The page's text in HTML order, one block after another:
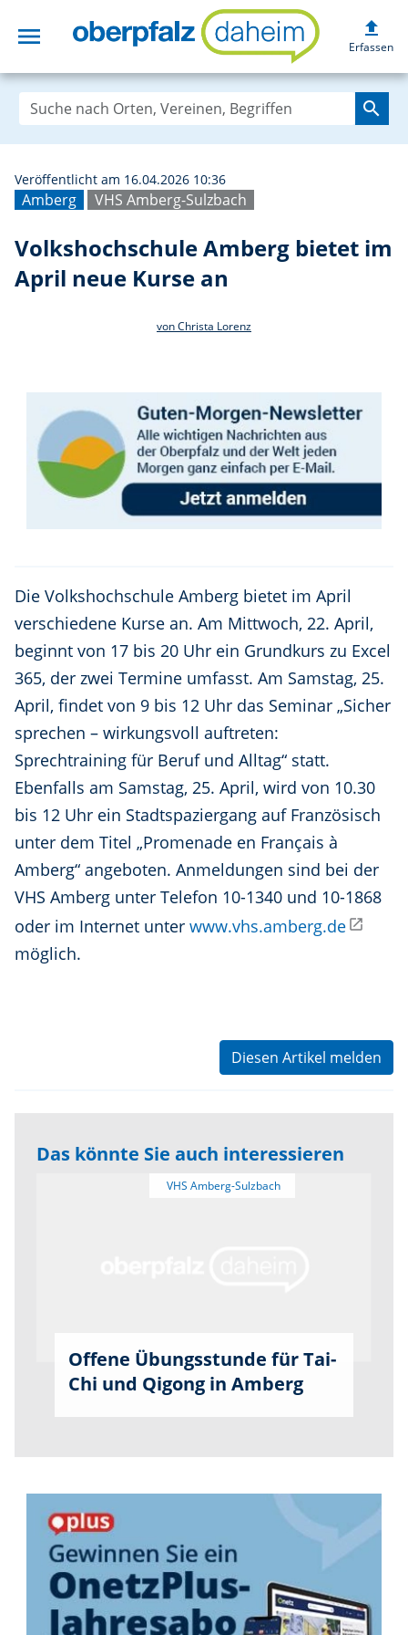
menu upload
Erfassen
search
Amberg VHS Amberg-Sulzbach
Veröffentlicht am 16.04.2026 10:36
Volkshochschule Amberg bietet im
April neue Kurse an
von Christa Lorenz
Die Volkshochschule Amberg bietet im April
verschiedene Kurse an. Am Mittwoch, 22. April,
beginnt von 17 bis 20 Uhr ein Grundkurs zu Excel
365, der zwei Termine umfasst. Am Samstag, 25.
April, findet von 9 bis 12 Uhr das Seminar „Sicher
sprechen – wirkungsvoll auftreten:
Sprechtraining für Beruf und Alltag“ statt.
Ebenfalls am Samstag, 25. April, wird von 10.30
bis 12 Uhr ein Stadtspaziergang auf Französisch
unter dem Titel „Promenade en Français à
Amberg“ angeboten. Anmeldungen sind bei der
VHS Amberg unter Telefon 10-1340 und 10-1868
oder im Internet unter www.vhs.amberg.de
möglich.
Diesen Artikel melden
Das könnte Sie auch interessieren
Offene Übungsstunde für Tai-
Chi und Qigong in Amberg